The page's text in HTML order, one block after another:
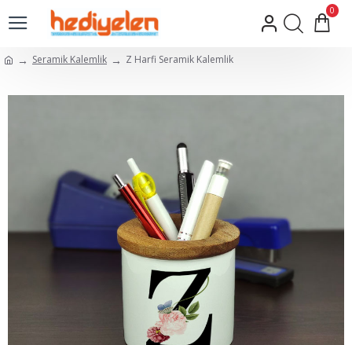
0
Seramik Kalemlik Z Harfi Seramik Kalemlik